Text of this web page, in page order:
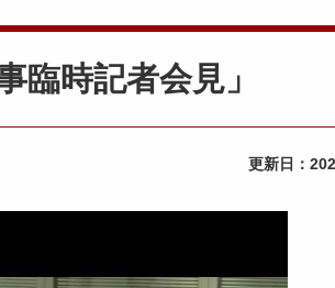
臨時記者会見」
更新日：